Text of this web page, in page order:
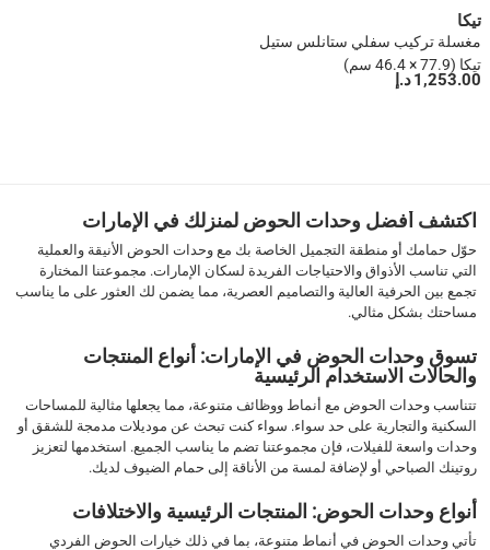
تيكا
مغسلة تركيب سفلي ستانلس ستيل
تيكا (77.9 × 46.4 سم)
1,253.00 د.إ
اكتشف أفضل وحدات الحوض لمنزلك في الإمارات
حوّل حمامك أو منطقة التجميل الخاصة بك مع وحدات الحوض الأنيقة والعملية
التي تناسب الأذواق والاحتياجات الفريدة لسكان الإمارات. مجموعتنا المختارة
تجمع بين الحرفية العالية والتصاميم العصرية، مما يضمن لك العثور على ما يناسب
مساحتك بشكل مثالي.
تسوق وحدات الحوض في الإمارات: أنواع المنتجات
والحالات الاستخدام الرئيسية
تتناسب وحدات الحوض مع أنماط ووظائف متنوعة، مما يجعلها مثالية للمساحات
السكنية والتجارية على حد سواء. سواء كنت تبحث عن موديلات مدمجة للشقق أو
وحدات واسعة للفيلات، فإن مجموعتنا تضم ما يناسب الجميع. استخدمها لتعزيز
روتينك الصباحي أو لإضافة لمسة من الأناقة إلى حمام الضيوف لديك.
أنواع وحدات الحوض: المنتجات الرئيسية والاختلافات
تأتي وحدات الحوض في أنماط متنوعة، بما في ذلك خيارات الحوض الفردي